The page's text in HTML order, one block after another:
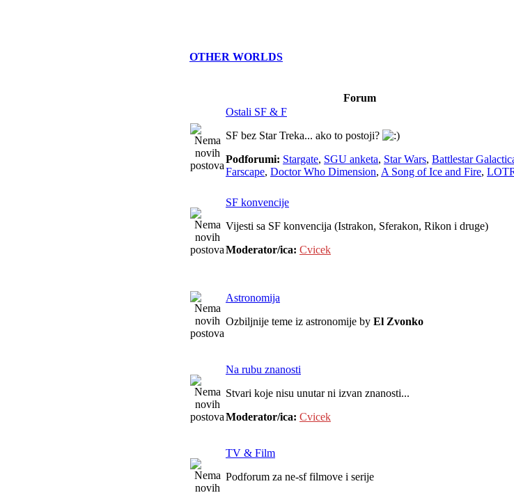
OTHER WORLDS
Forum
Ostali SF & F
SF bez Star Treka... ako to postoji?
Podforumi: Stargate, SGU anketa, Star Wars, Battlestar
Farscape, Doctor Who Dimension, A Song of Ice and Fire,
SF konvencije
Vijesti sa SF konvencija (Istrakon, Sferakon, Rikon i druge)
Moderator/ica: Cvicek
Astronomija
Ozbiljnije teme iz astronomije by El Zvonko
Na rubu znanosti
Stvari koje nisu unutar ni izvan znanosti...
Moderator/ica: Cvicek
TV & Film
Podforum za ne-sf filmove i serije